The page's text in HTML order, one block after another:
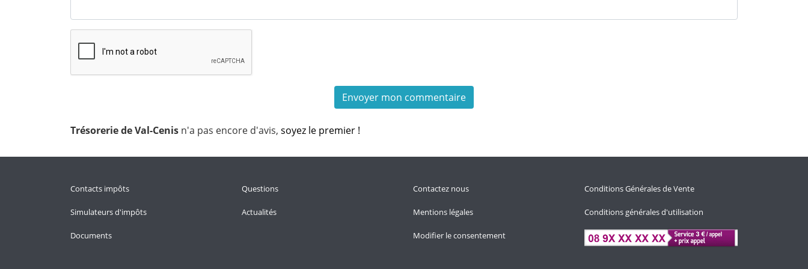
Trésorerie de Val-Cenis n'a pas encore d'avis, soyez le premier !
Contacts impôts
Simulateurs d'impôts
Documents
Questions
Actualités
Contactez nous
Mentions légales
Modifier le consentement
Conditions Générales de Vente
Conditions générales d'utilisation